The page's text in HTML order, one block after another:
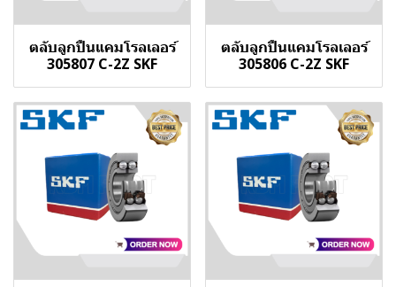
ตลับลูกปืนแคมโรลเลอร์
305807 C-2Z SKF
ตลับลูกปืนแคมโรลเลอร์
305806 C-2Z SKF